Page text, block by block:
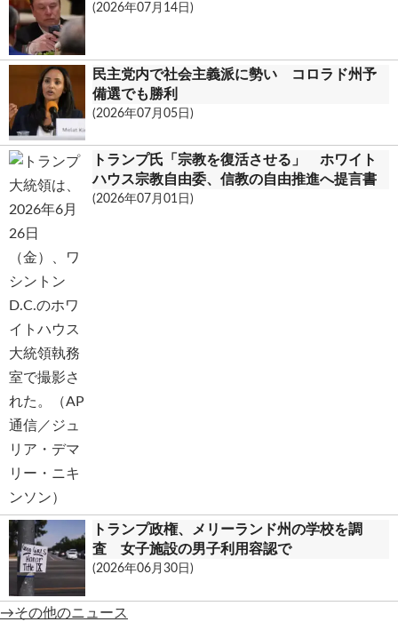
(2026年07月14日)
民主党内で社会主義派に勢い コロラド州予
備選でも勝利
(2026年07月05日)
トランプ氏「宗教を復活させる」 ホワイト
ハウス宗教自由委、信教の自由推進へ提言書
(2026年07月01日)
トランプ政権、メリーランド州の学校を調
査 女子施設の男子利用容認で
(2026年06月30日)
→その他のニュース